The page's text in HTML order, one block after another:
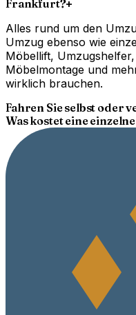
Frankfurt?+
Alles rund um den
Umzug ebenso wie
Möbellift,
Möbelmontage und
wirklich brauchen.
Fahren Sie selbst oder
Was kostet eine